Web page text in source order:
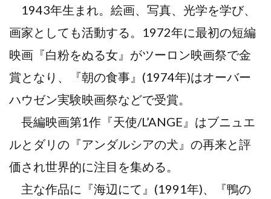
1943年生まれ。絵画、写真、光学を学び、
画家としても活動する。1972年に最初の短編
映画『白粉をぬる女』がツーロン映画祭で金
賞となり、『朝の食事』(1974年)はオーバー
ハウゼン実験映画祭などで受賞。
長編映画第1作『天使/L’ANGE』はブニュエ
ルとダリの『アンダルシアの犬』の再来と評
価され世界的に注目を集める。
主な作品に『海辺にて』(1991年)、『鴨の